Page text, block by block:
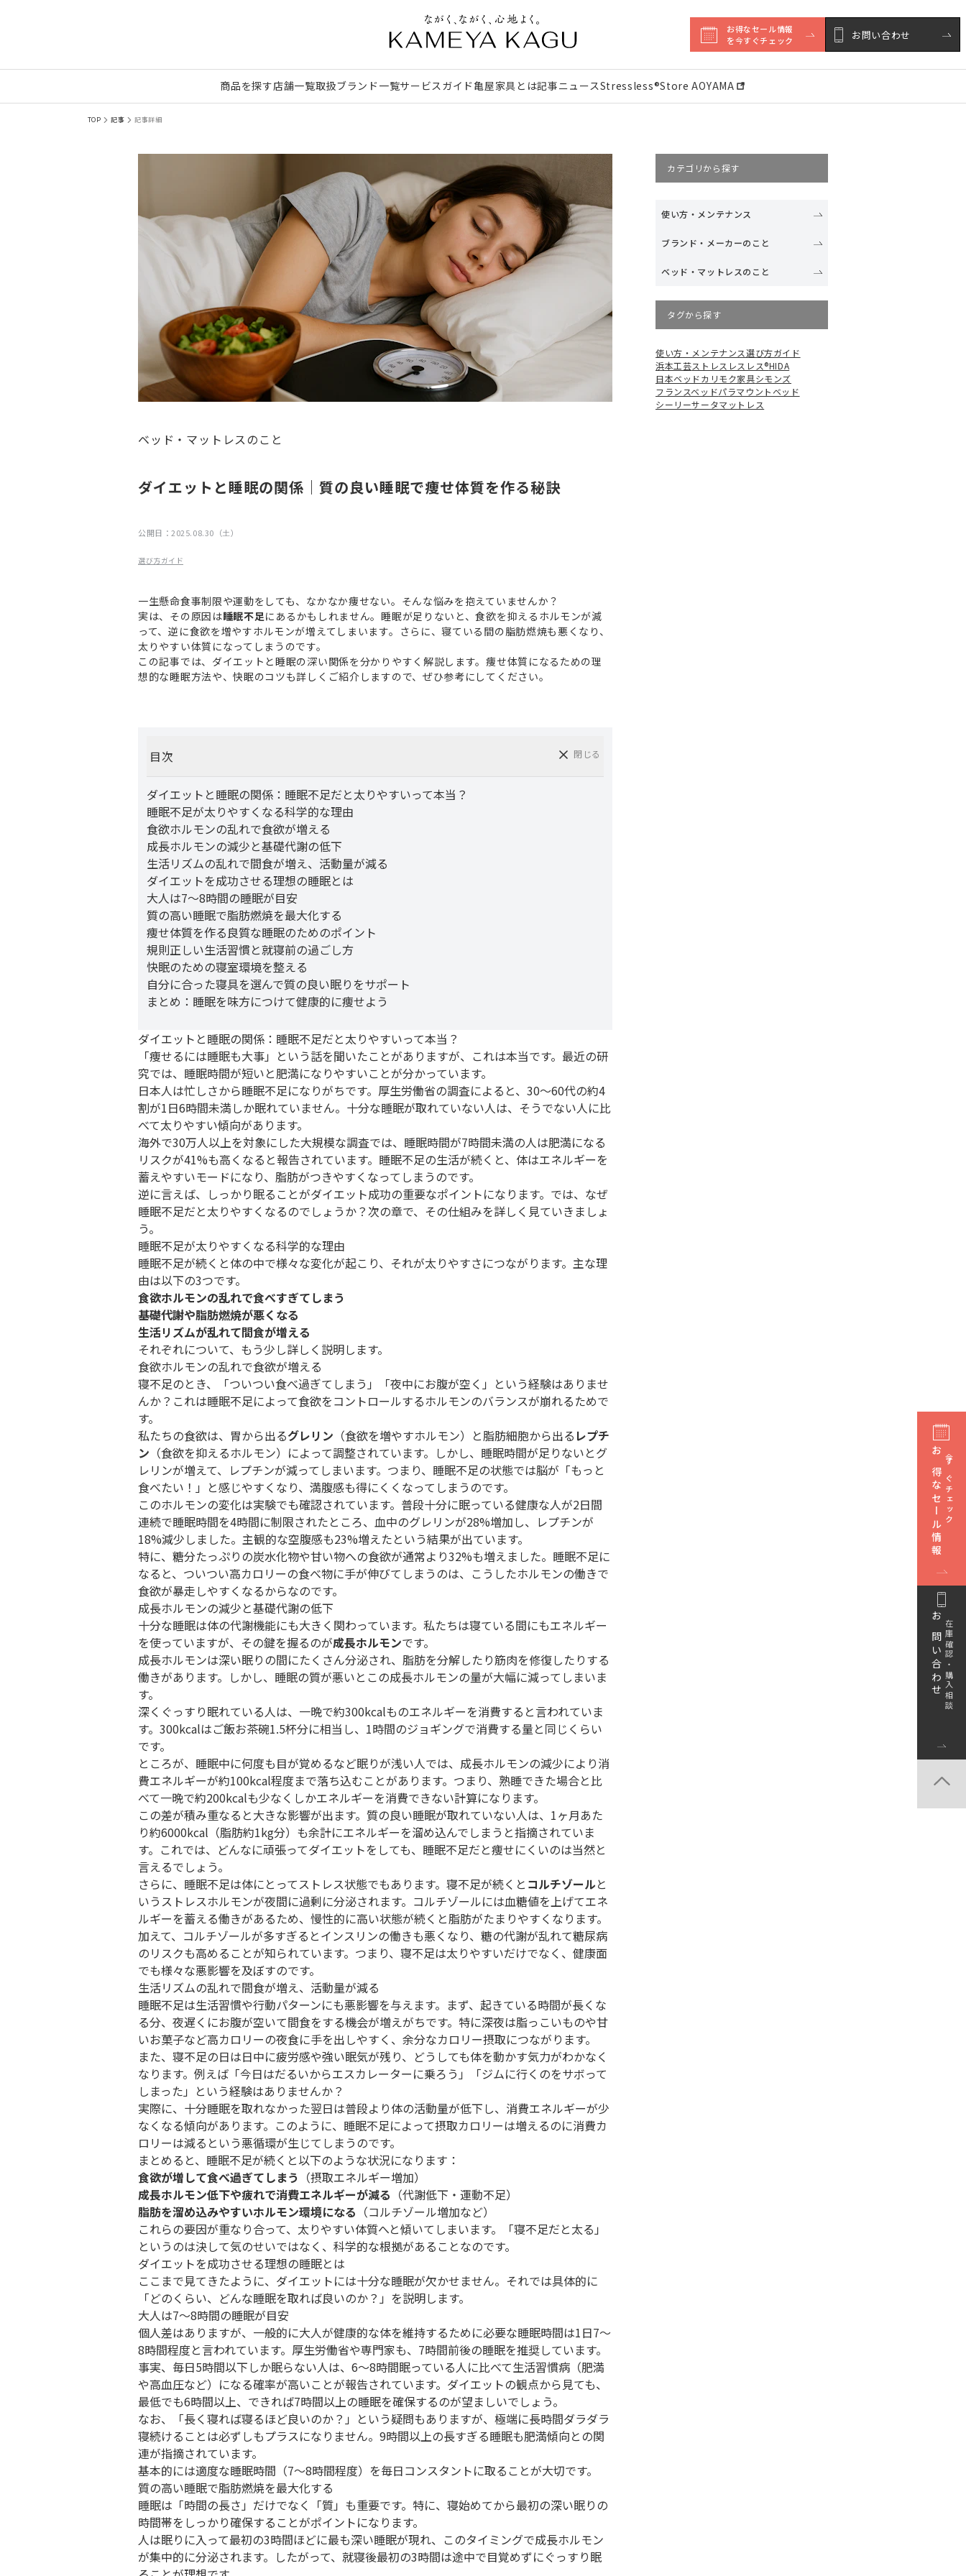
お得なセール情報
を今すぐチェック
お問い合わせ
商品を探す店舗一覧取扱ブランド一覧サービスガイド亀屋家具とは記事ニュースStressless®︎Store AOYAMA
TOP 記事 記事詳細
ベッド・マットレスのこと
ダイエットと睡眠の関係｜質の良い睡眠で痩せ体質を作る秘訣
公開日：2025.08.30（土）
選び方ガイド
一生懸命食事制限や運動をしても、なかなか痩せない。そんな悩みを抱えていませんか？
実は、その原因は睡眠不足にあるかもしれません。睡眠が足りないと、食欲を抑えるホルモンが減
って、逆に食欲を増やすホルモンが増えてしまいます。さらに、寝ている間の脂肪燃焼も悪くなり、
太りやすい体質になってしまうのです。
この記事では、ダイエットと睡眠の深い関係を分かりやすく解説します。痩せ体質になるための理
想的な睡眠方法や、快眠のコツも詳しくご紹介しますので、ぜひ参考にしてください。
目次 閉じる
ダイエットと睡眠の関係：睡眠不足だと太りやすいって本当？
睡眠不足が太りやすくなる科学的な理由
食欲ホルモンの乱れで食欲が増える
成長ホルモンの減少と基礎代謝の低下
生活リズムの乱れで間食が増え、活動量が減る
ダイエットを成功させる理想の睡眠とは
大人は7〜8時間の睡眠が目安
質の高い睡眠で脂肪燃焼を最大化する
痩せ体質を作る良質な睡眠のためのポイント
規則正しい生活習慣と就寝前の過ごし方
快眠のための寝室環境を整える
自分に合った寝具を選んで質の良い眠りをサポート
まとめ：睡眠を味方につけて健康的に痩せよう
ダイエットと睡眠の関係：睡眠不足だと太りやすいって本当？
「痩せるには睡眠も大事」という話を聞いたことがありますが、これは本当です。最近の研
究では、睡眠時間が短いと肥満になりやすいことが分かっています。
日本人は忙しさから睡眠不足になりがちです。厚生労働省の調査によると、30〜60代の約4
割が1日6時間未満しか眠れていません。十分な睡眠が取れていない人は、そうでない人に比
べて太りやすい傾向があります。
海外で30万人以上を対象にした大規模な調査では、睡眠時間が7時間未満の人は肥満になる
リスクが41%も高くなると報告されています。睡眠不足の生活が続くと、体はエネルギーを
蓄えやすいモードになり、脂肪がつきやすくなってしまうのです。
逆に言えば、しっかり眠ることがダイエット成功の重要なポイントになります。では、なぜ
睡眠不足だと太りやすくなるのでしょうか？次の章で、その仕組みを詳しく見ていきましょ
う。
睡眠不足が太りやすくなる科学的な理由
睡眠不足が続くと体の中で様々な変化が起こり、それが太りやすさにつながります。主な理
由は以下の3つです。
食欲ホルモンの乱れで食べすぎてしまう
基礎代謝や脂肪燃焼が悪くなる
生活リズムが乱れて間食が増える
それぞれについて、もう少し詳しく説明します。
食欲ホルモンの乱れで食欲が増える
寝不足のとき、「ついつい食べ過ぎてしまう」「夜中にお腹が空く」という経験はありませ
んか？これは睡眠不足によって食欲をコントロールするホルモンのバランスが崩れるためで
す。
私たちの食欲は、胃から出るグレリン （食欲を増やすホルモン）と脂肪細胞から出る レプチ
ン （食欲を抑えるホルモン）によって調整されています。しかし、睡眠時間が足りないとグ
レリンが増えて、レプチンが減ってしまいます。つまり、睡眠不足の状態では脳が「もっと
食べたい！」と感じやすくなり、満腹感も得にくくなってしまうのです。
このホルモンの変化は実験でも確認されています。普段十分に眠っている健康な人が2日間
連続で睡眠時間を4時間に制限されたところ、血中のグレリンが28%増加し、レプチンが
18%減少しました。主観的な空腹感も23%増えたという結果が出ています。
特に、糖分たっぷりの炭水化物や甘い物への食欲が通常より32%も増えました。睡眠不足に
なると、ついつい高カロリーの食べ物に手が伸びてしまうのは、こうしたホルモンの働きで
食欲が暴走しやすくなるからなのです。
成長ホルモンの減少と基礎代謝の低下
十分な睡眠は体の代謝機能にも大きく関わっています。私たちは寝ている間にもエネルギー
を使っていますが、その鍵を握るのが成長ホルモンです。
成長ホルモンは深い眠りの間にたくさん分泌され、脂肪を分解したり筋肉を修復したりする
働きがあります。しかし、睡眠の質が悪いとこの成長ホルモンの量が大幅に減ってしまいま
す。
深くぐっすり眠れている人は、一晩で約300kcalものエネルギーを消費すると言われていま
す。300kcalはご飯お茶碗1.5杯分に相当し、1時間のジョギングで消費する量と同じくらい
です。
ところが、睡眠中に何度も目が覚めるなど眠りが浅い人では、成長ホルモンの減少により消
費エネルギーが約100kcal程度まで落ち込むことがあります。つまり、熟睡できた場合と比
べて一晩で約200kcalも少なくしかエネルギーを消費できない計算になります。
この差が積み重なると大きな影響が出ます。質の良い睡眠が取れていない人は、1ヶ月あた
り約6000kcal（脂肪約1kg分）も余計にエネルギーを溜め込んでしまうと指摘されていま
す。これでは、どんなに頑張ってダイエットをしても、睡眠不足だと痩せにくいのは当然と
言えるでしょう。
さらに、睡眠不足は体にとってストレス状態でもあります。寝不足が続くと コルチゾールと
いうストレスホルモンが夜間に過剰に分泌されます。コルチゾールには血糖値を上げてエネ
ルギーを蓄える働きがあるため、慢性的に高い状態が続くと脂肪がたまりやすくなります。
加えて、コルチゾールが多すぎるとインスリンの働きも悪くなり、糖の代謝が乱れて糖尿病
のリスクも高めることが知られています。つまり、寝不足は太りやすいだけでなく、健康面
でも様々な悪影響を及ぼすのです。
生活リズムの乱れで間食が増え、活動量が減る
睡眠不足は生活習慣や行動パターンにも悪影響を与えます。まず、起きている時間が長くな
る分、夜遅くにお腹が空いて間食をする機会が増えがちです。特に深夜は脂っこいものや甘
いお菓子など高カロリーの夜食に手を出しやすく、余分なカロリー摂取につながります。
また、寝不足の日は日中に疲労感や強い眠気が残り、どうしても体を動かす気力がわかなく
なります。例えば「今日はだるいからエスカレーターに乗ろう」「ジムに行くのをサボって
しまった」という経験はありませんか？
実際に、十分睡眠を取れなかった翌日は普段より体の活動量が低下し、消費エネルギーが少
なくなる傾向があります。このように、睡眠不足によって摂取カロリーは増えるのに消費カ
ロリーは減るという悪循環が生じてしまうのです。
まとめると、睡眠不足が続くと以下のような状況になります：
食欲が増して食べ過ぎてしまう （摂取エネルギー増加）
成長ホルモン低下や疲れで消費エネルギーが減る （代謝低下・運動不足）
脂肪を溜め込みやすいホルモン環境になる （コルチゾール増加など）
これらの要因が重なり合って、太りやすい体質へと傾いてしまいます。「寝不足だと太る」
というのは決して気のせいではなく、科学的な根拠があることなのです。
ダイエットを成功させる理想の睡眠とは
ここまで見てきたように、ダイエットには十分な睡眠が欠かせません。それでは具体的に
「どのくらい、どんな睡眠を取れば良いのか？」を説明します。
大人は7〜8時間の睡眠が目安
個人差はありますが、一般的に大人が健康的な体を維持するために必要な睡眠時間は1日7〜
8時間程度と言われています。厚生労働省や専門家も、7時間前後の睡眠を推奨しています。
事実、毎日5時間以下しか眠らない人は、6〜8時間眠っている人に比べて生活習慣病（肥満
や高血圧など）になる確率が高いことが報告されています。ダイエットの観点から見ても、
最低でも6時間以上、できれば7時間以上の睡眠を確保するのが望ましいでしょう。
なお、「長く寝れば寝るほど良いのか？」という疑問もありますが、極端に長時間ダラダラ
寝続けることは必ずしもプラスになりません。9時間以上の長すぎる睡眠も肥満傾向との関
連が指摘されています。
基本的には適度な睡眠時間（7〜8時間程度）を毎日コンスタントに取ることが大切です。
質の高い睡眠で脂肪燃焼を最大化する
睡眠は「時間の長さ」だけでなく「質」も重要です。特に、寝始めてから最初の深い眠りの
時間帯をしっかり確保することがポイントになります。
人は眠りに入って最初の3時間ほどに最も深い睡眠が現れ、このタイミングで成長ホルモン
が集中的に分泌されます。したがって、就寝後最初の3時間は途中で目覚めずにぐっすり眠
カテゴリから探す
使い方・メンテナンス
ブランド・メーカーのこと
ベッド・マットレスのこと
タグから探す
使い方・メンテナンス選び方ガイド
浜本工芸ストレスレスレス®HIDA
日本ベッドカリモク家具シモンズ
フランスベッドパラマウントベッド
シーリーサータマットレス
今すぐチェック
お得なセール情報
お問い合わせ在庫確認・購入相談